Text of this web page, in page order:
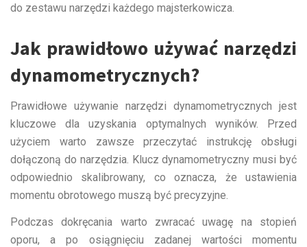
do zestawu narzędzi każdego majsterkowicza.
Jak prawidłowo używać narzędzi
dynamometrycznych?
Prawidłowe używanie narzędzi dynamometrycznych jest
kluczowe dla uzyskania optymalnych wyników. Przed
użyciem warto zawsze przeczytać instrukcję obsługi
dołączoną do narzędzia. Klucz dynamometryczny musi być
odpowiednio skalibrowany, co oznacza, że ustawienia
momentu obrotowego muszą być precyzyjne.
Podczas dokręcania warto zwracać uwagę na stopień
oporu, a po osiągnięciu zadanej wartości momentu